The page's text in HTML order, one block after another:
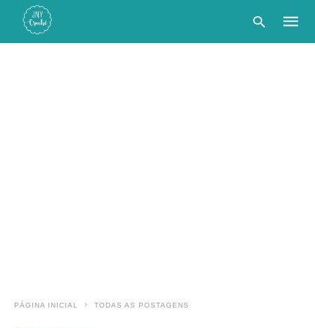
PÁGINA INICIAL TODAS AS POSTAGENS